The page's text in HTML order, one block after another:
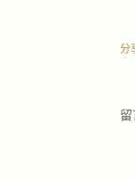
分